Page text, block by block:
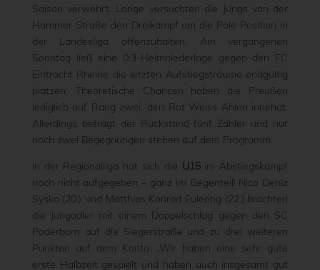
Saison verwehrt. Lange versuchten die Jungs von der
Hammer Straße den Dreikampf um die Pole Position in
der Landesliga offenzuhalten. Am vergangenen
Sonntag ließ eine 0:3-Heimniederlage gegen den FC
Eintracht Rheine die letzten Aufstiegsträume endgültig
platzen. Theoretische Chancen haben die Preußen
lediglich auf Rang zwei, den Rot Weiss Ahlen innehat.
Allerdings beträgt der Rückstand fünf Zähler und nur
noch zwei Begegnungen stehen auf dem Programm.
In der Regionalliga hat sich die U15im Abstiegskampf
noch nicht aufgegeben – ganz im Gegenteil! Nico Deniz
Syska (20.) und Matthias Konrad Eulering (22.) brachten
die Jungadler mit einem Doppelschlag gegen den SC
Paderborn auf die Siegerstraße und zu drei weiteren
Punkten auf dem Konto. „Wir haben eine sehr gute
erste Halbzeit gespielt und haben auch insgesamt gut